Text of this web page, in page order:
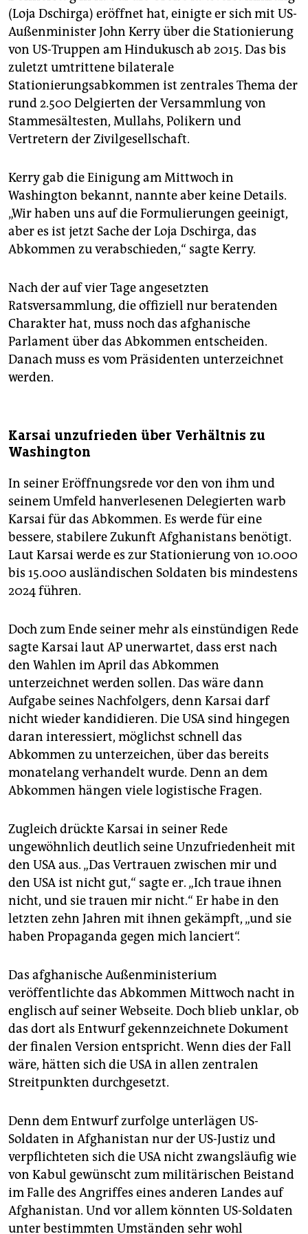
epaper login
(Loja Dschirga) eröffnet hat, einigte er sich mit US-
Außenminister John Kerry über die Stationierung
von US-Truppen am Hindukusch ab 2015. Das bis
zuletzt umtrittene bilaterale
Stationierungsabkommen ist zentrales Thema der
rund 2.500 Delgierten der Versammlung von
Stammesältesten, Mullahs, Polikern und
Vertretern der Zivilgesellschaft.
Kerry gab die Einigung am Mittwoch in
Washington bekannt, nannte aber keine Details.
„Wir haben uns auf die Formulierungen geeinigt,
aber es ist jetzt Sache der Loja Dschirga, das
Abkommen zu verabschieden,“ sagte Kerry.
Nach der auf vier Tage angesetzten
Ratsversammlung, die offiziell nur beratenden
Charakter hat, muss noch das afghanische
Parlament über das Abkommen entscheiden.
Danach muss es vom Präsidenten unterzeichnet
werden.
Karsai unzufrieden über Verhältnis zu
Washington
In seiner Eröffnungsrede vor den von ihm und
seinem Umfeld hanverlesenen Delegierten warb
Karsai für das Abkommen. Es werde für eine
bessere, stabilere Zukunft Afghanistans benötigt.
Laut Karsai werde es zur Stationierung von 10.000
bis 15.000 ausländischen Soldaten bis mindestens
2024 führen.
Doch zum Ende seiner mehr als einstündigen Rede
sagte Karsai laut AP unerwartet, dass erst nach
den Wahlen im April das Abkommen
unterzeichnet werden sollen. Das wäre dann
Aufgabe seines Nachfolgers, denn Karsai darf
nicht wieder kandidieren. Die USA sind hingegen
daran interessiert, möglichst schnell das
Abkommen zu unterzeichen, über das bereits
monatelang verhandelt wurde. Denn an dem
Abkommen hängen viele logistische Fragen.
Zugleich drückte Karsai in seiner Rede
ungewöhnlich deutlich seine Unzufriedenheit mit
den USA aus. „Das Vertrauen zwischen mir und
den USA ist nicht gut,“ sagte er. „Ich traue ihnen
nicht, und sie trauen mir nicht.“ Er habe in den
letzten zehn Jahren mit ihnen gekämpft, „und sie
haben Propaganda gegen mich lanciert“.
Das afghanische Außenministerium
veröffentlichte das Abkommen Mittwoch nacht in
englisch auf seiner Webseite. Doch blieb unklar, ob
das dort als Entwurf gekennzeichnete Dokument
der finalen Version entspricht. Wenn dies der Fall
wäre, hätten sich die USA in allen zentralen
Streitpunkten durchgesetzt.
Denn dem Entwurf zurfolge unterlägen US-
Soldaten in Afghanistan nur der US-Justiz und
verpflichteten sich die USA nicht zwangsläufig wie
von Kabul gewünscht zum militärischen Beistand
im Falle des Angriffes eines anderen Landes auf
Afghanistan. Und vor allem könnten US-Soldaten
unter bestimmten Umständen sehr wohl